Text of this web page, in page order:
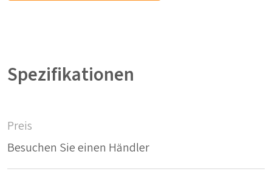
Spezifikationen
Preis
Besuchen Sie einen Händler